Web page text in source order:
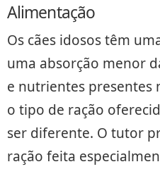
Alimentação
Os cães idosos têm
uma absorção menor
e nutrientes presentes
o tipo de ração
ser diferente. O tutor
ração feita